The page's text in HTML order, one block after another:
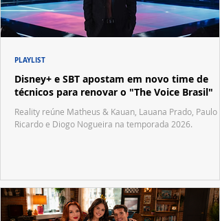
Disney+ e SBT apostam em novo time de
técnicos para renovar o "The Voice Brasil"
Reality reúne Matheus & Kauan, Lauana Prado, Paulo
Ricardo e Diogo Nogueira na temporada 2026.
PLAYLIST